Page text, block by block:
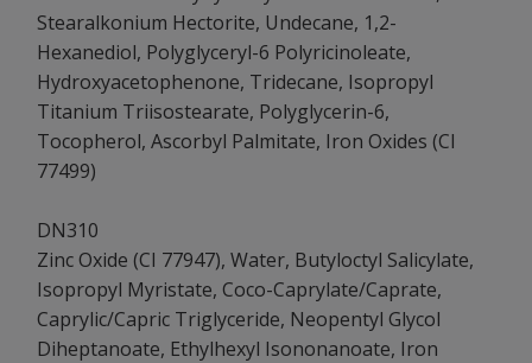
Stearalkonium Hectorite, Undecane, 1,2-
Hexanediol, Polyglyceryl-6 Polyricinoleate,
Hydroxyacetophenone, Tridecane, Isopropyl
Titanium Triisostearate, Polyglycerin-6,
Tocopherol, Ascorbyl Palmitate, Iron Oxides (CI
77499)
DN310
Zinc Oxide (CI 77947), Water, Butyloctyl Salicylate,
Isopropyl Myristate, Coco-Caprylate/Caprate,
Caprylic/Capric Triglyceride, Neopentyl Glycol
Diheptanoate, Ethylhexyl Isononanoate, Iron